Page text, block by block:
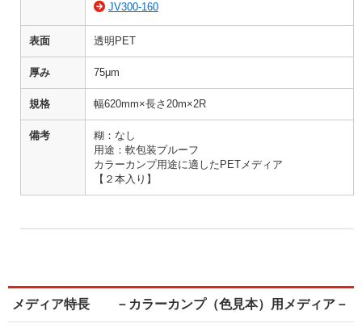
JV300-160
表面 透明PET
厚み 75μm
規格 幅620mm×長さ20m×2R
備考
糊：なし
用途：軟包装プルーフ
カラーカンプ用途に適したPETメディア
【２本入り】
メディア特長 －カラーカンプ（色見本）用メディア－